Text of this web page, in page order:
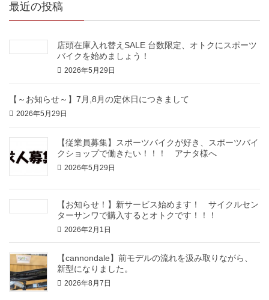
最近の投稿
店頭在庫入れ替えSALE 台数限定、オトクにスポーツ
バイクを始めましょう！
2026年5月29日
【～お知らせ～】7月,8月の定休日につきまして
2026年5月29日
【従業員募集】スポーツバイクが好き、スポーツバイ
クショップで働きたい！！！ アナタ様へ
2026年5月29日
【お知らせ！】新サービス始めます！ サイクルセン
ターサンワで購入するとオトクです！！！
2026年2月1日
【cannondale】前モデルの流れを汲み取りながら、
新型になりました。
2026年8月7日